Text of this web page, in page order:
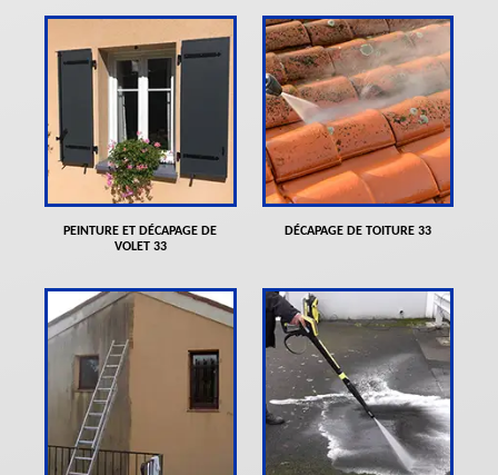
PEINTURE ET DÉCAPAGE DE
VOLET 33
DÉCAPAGE DE TOITURE 33